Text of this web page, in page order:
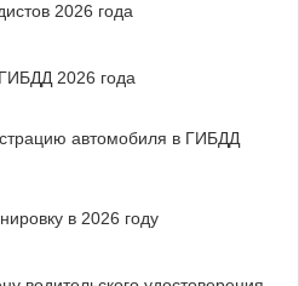
2026 года
2026 года
автомобиля в ГИБДД
в 2026 году